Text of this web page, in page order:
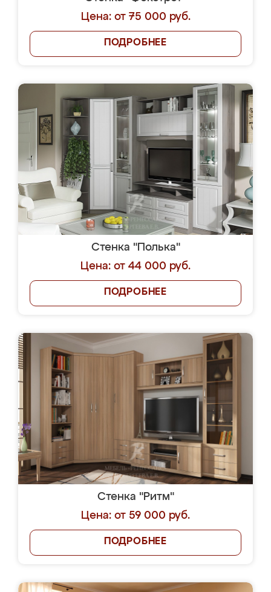
Цена: от 75 000 руб.
ПОДРОБНЕЕ
Стенка "Полька"
Цена: от 44 000 руб.
ПОДРОБНЕЕ
Стенка "Ритм"
Цена: от 59 000 руб.
ПОДРОБНЕЕ